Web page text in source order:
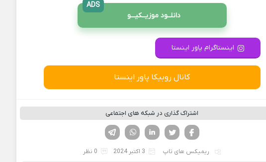
دانلــود موزیــکیـــو
ADS
اینستاگرام پاور اینستا
کانال روبیکا پاور اینستا
اشتراک گذاری در شبکه های اجتماعی
لینکدین تویتر
فیسوک
ریمیکس های تاپ 3 اکتبر 2024 0 نظر